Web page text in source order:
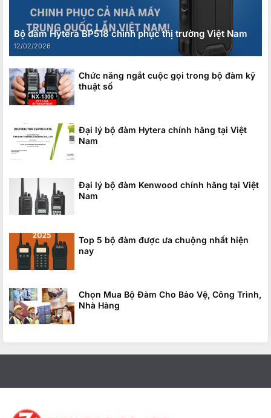
Bộ đàm Hytera BP518 chinh phục thị trường Việt Nam
12/02/2026
Chức năng ngắt cuộc gọi trong bộ đàm kỹ
thuật số
Đại lý bộ đàm Hytera chính hãng tại Việt
Nam
Đại lý bộ đàm Kenwood chính hãng tại Việt
Nam
Top 5 bộ đàm được ưa chuộng nhất hiện
nay
Chọn Mua Bộ Đàm Cho Bảo Vệ, Công Trình,
Nhà Hàng